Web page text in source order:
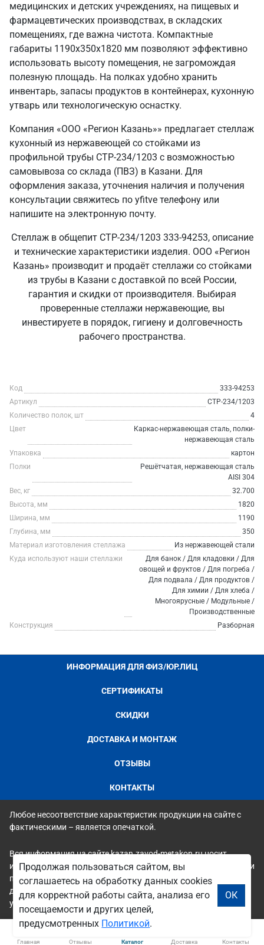
медицинских и детских учреждениях, на пищевых и
фармацевтических производствах, в складских
помещениях, где важна чистота. Компактные
габариты 1190х350х1820 мм позволяют эффективно
использовать высоту помещения, не загромождая
полезную площадь. На полках удобно хранить
инвентарь, запасы продуктов в контейнерах, кухонную
утварь или технологическую оснастку.
Компания «ООО «Регион Казань»» предлагает стеллаж
кухонный из нержавеющей со стойками из
профильной трубы СТР-234/1203 с возможностью
самовывоза со склада (ПВЗ) в Казани. Для
оформления заказа, уточнения наличия и получения
консультации свяжитесь по yfitve телефону или
напишите на электронную почту.
Стеллаж в общепит СТР-234/1203 333-94253, описание
и технические характеристики изделия. ООО «Регион
Казань» производит и продаёт стеллажи со стойками
из трубы в Казани с доставкой по всей России,
гарантия и скидки от производителя. Выбирая
проверенные стеллажи нержавеющие, вы
инвестируете в порядок, гигиену и долговечность
рабочего пространства.
Код
333-94253
Артикул
СТР-234/1203
Количество полок, шт
4
Цвет
Каркас-нержавеющая сталь, полки-
нержавеющая сталь
Упаковка
картон
Полки
Решётчатая, нержавеющая сталь
AISI 304
Вес, кг
32.700
Высота, мм
1820
Ширина, мм
1190
Глубина, мм
350
Материал изготовления стеллажа
Из нержавеющей стали
Куда используют наши стеллажи
Для банок / Для кладовки / Для
овощей и фруктов / Для погреба /
Для подвала / Для продуктов /
Для химии / Для хлеба /
Многоярусные / Модульные /
Производственные
Конструкция
Разборная
ИНФОРМАЦИЯ ДЛЯ ФИЗ/ЮР.ЛИЦ
СЕРТИФИКАТЫ
СКИДКИ
ДОСТАВКА И МОНТАЖ
ОТЗЫВЫ
КОНТАКТЫ
Любое несоответствие характеристик продукции на сайте с
фактическими – является опечаткой.
Вся информация на сайте kazan.zavod-metakon.ru носит
исключительно ознакомительный и справочный характер и ни
при каких условиях не является публичной офертой. Всю
дополнительную информацию можно узнать по телефонам
указанным на сайте.
Главная Отзывы Каталог Доставка Контакты
Продолжая пользоваться сайтом, вы
соглашаетесь на обработку данных cookies
для корректной работы сайта, анализа его
посещаемости и других целей,
предусмотренных Политикой.
ОК